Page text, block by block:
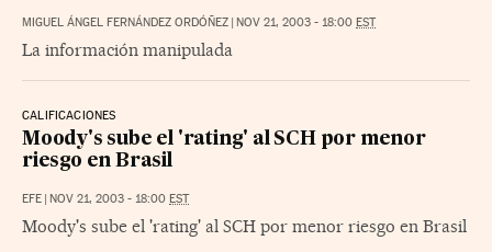
MIGUEL ÁNGEL FERNÁNDEZ ORDÓÑEZ | NOV 21, 2003 - 18:00 EST
La información manipulada
CALIFICACIONES
Moody's sube el 'rating' al SCH por menor
riesgo en Brasil
EFE | NOV 21, 2003 - 18:00 EST
Moody's sube el 'rating' al SCH por menor riesgo en Brasil